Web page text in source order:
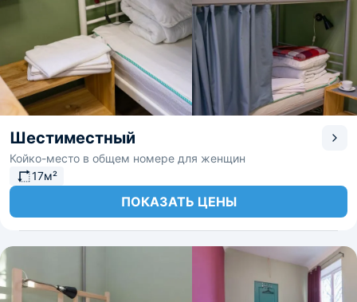
Шестиместный
Койко-место в общем номере для женщин
17м²
ПОКАЗАТЬ ЦЕНЫ